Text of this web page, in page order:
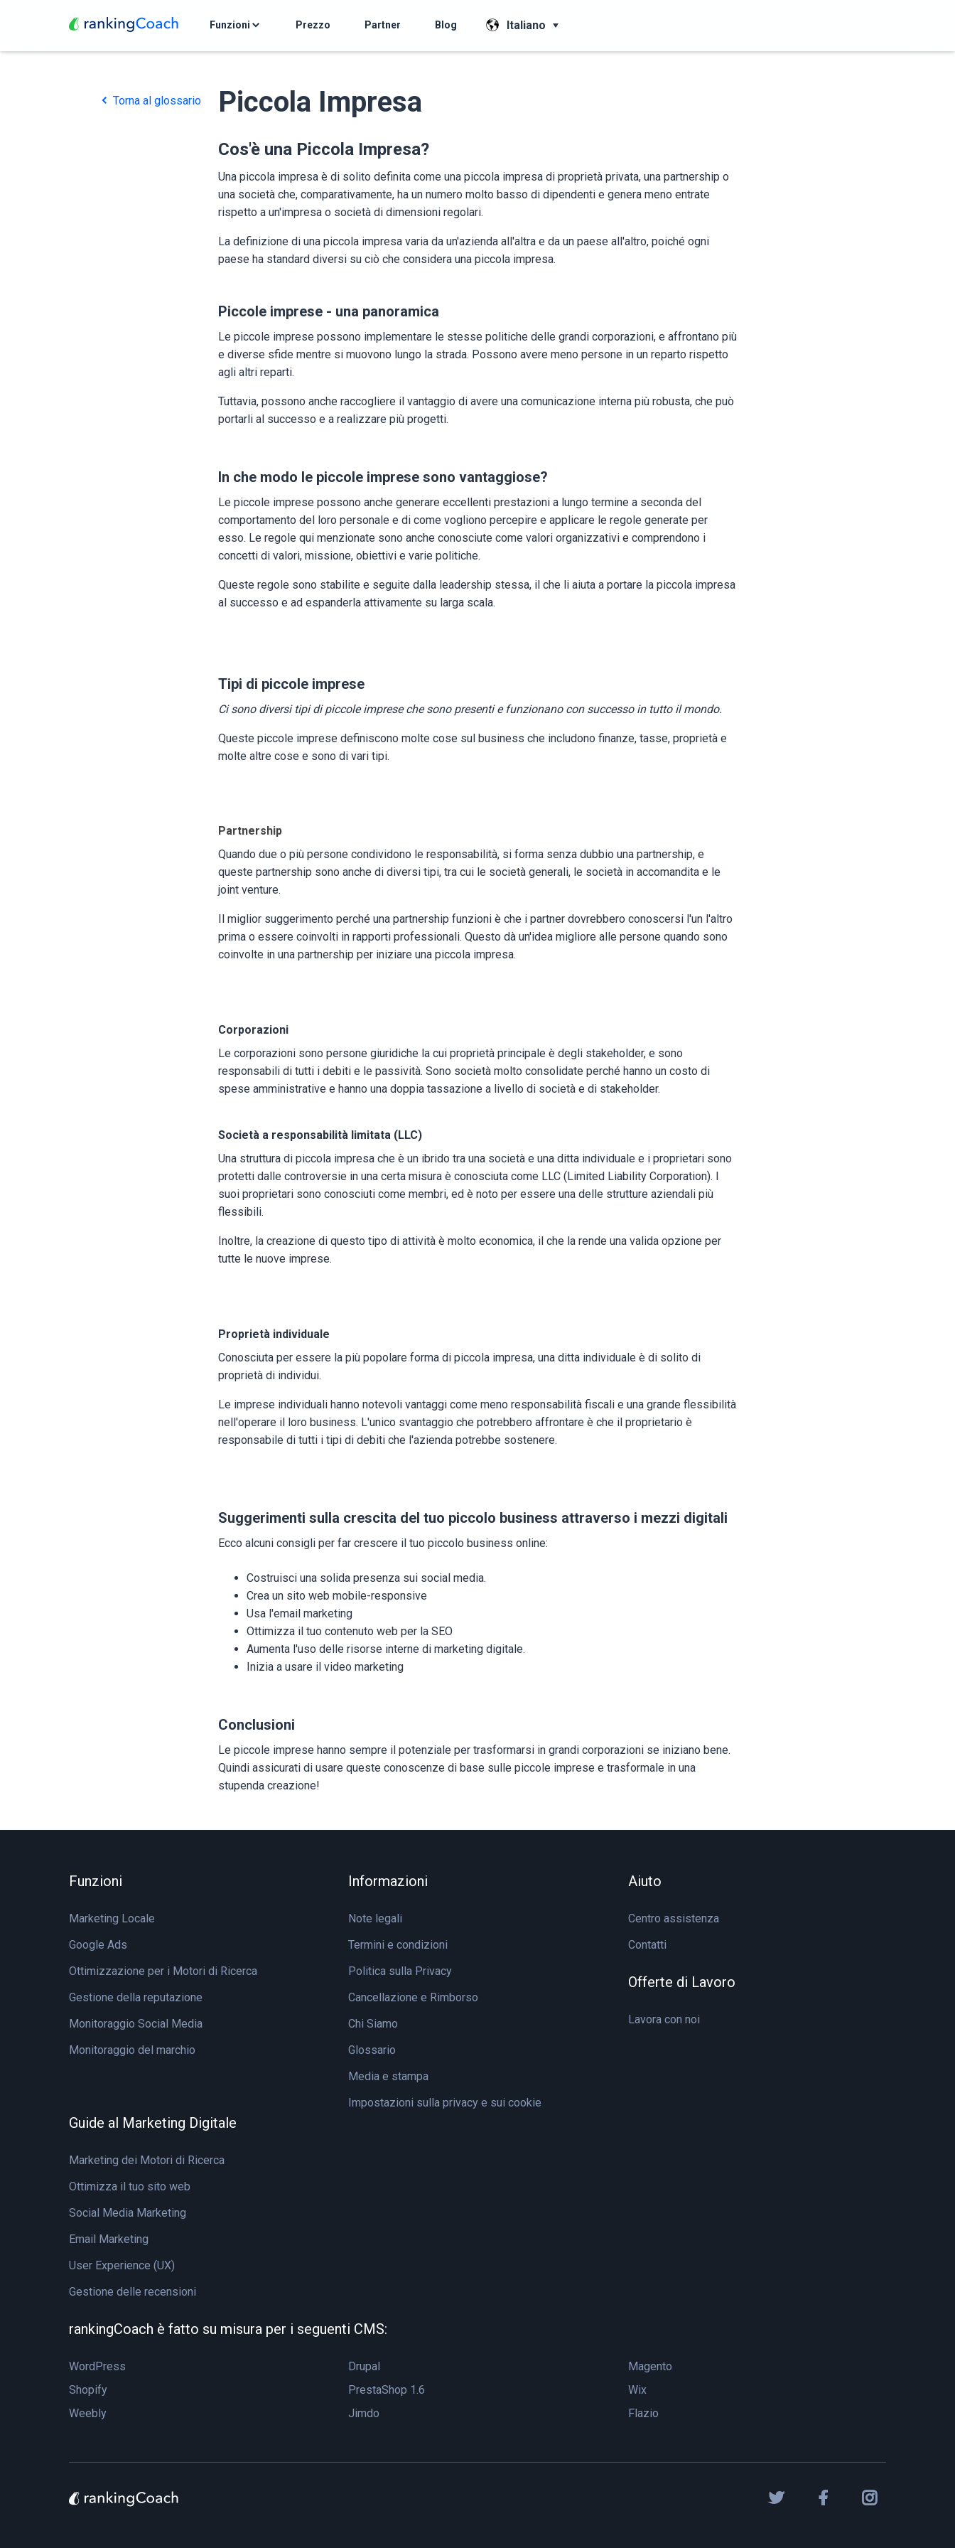
Funzioni Prezzo Partner Blog Italiano
Torna al glossario Piccola Impresa
Cos'è una Piccola Impresa?
Una piccola impresa è di solito definita come una piccola impresa di proprietà privata, una partnership o
una società che, comparativamente, ha un numero molto basso di dipendenti e genera meno entrate
rispetto a un'impresa o società di dimensioni regolari.
La definizione di una piccola impresa varia da un'azienda all'altra e da un paese all'altro, poiché ogni
paese ha standard diversi su ciò che considera una piccola impresa.
Piccole imprese - una panoramica
Le piccole imprese possono implementare le stesse politiche delle grandi corporazioni, e affrontano più
e diverse sfide mentre si muovono lungo la strada. Possono avere meno persone in un reparto rispetto
agli altri reparti.
Tuttavia, possono anche raccogliere il vantaggio di avere una comunicazione interna più robusta, che può
portarli al successo e a realizzare più progetti.
In che modo le piccole imprese sono vantaggiose?
Le piccole imprese possono anche generare eccellenti prestazioni a lungo termine a seconda del
comportamento del loro personale e di come vogliono percepire e applicare le regole generate per
esso. Le regole qui menzionate sono anche conosciute come valori organizzativi e comprendono i
concetti di valori, missione, obiettivi e varie politiche.
Queste regole sono stabilite e seguite dalla leadership stessa, il che li aiuta a portare la piccola impresa
al successo e ad espanderla attivamente su larga scala.
Tipi di piccole imprese
Ci sono diversi tipi di piccole imprese che sono presenti e funzionano con successo in tutto il mondo.
Queste piccole imprese definiscono molte cose sul business che includono finanze, tasse, proprietà e
molte altre cose e sono di vari tipi.
Partnership
Quando due o più persone condividono le responsabilità, si forma senza dubbio una partnership, e
queste partnership sono anche di diversi tipi, tra cui le società generali, le società in accomandita e le
joint venture.
Il miglior suggerimento perché una partnership funzioni è che i partner dovrebbero conoscersi l'un l'altro
prima o essere coinvolti in rapporti professionali. Questo dà un'idea migliore alle persone quando sono
coinvolte in una partnership per iniziare una piccola impresa.
Corporazioni
Le corporazioni sono persone giuridiche la cui proprietà principale è degli stakeholder, e sono
responsabili di tutti i debiti e le passività. Sono società molto consolidate perché hanno un costo di
spese amministrative e hanno una doppia tassazione a livello di società e di stakeholder.
Società a responsabilità limitata (LLC)
Una struttura di piccola impresa che è un ibrido tra una società e una ditta individuale e i proprietari sono
protetti dalle controversie in una certa misura è conosciuta come LLC (Limited Liability Corporation). I
suoi proprietari sono conosciuti come membri, ed è noto per essere una delle strutture aziendali più
flessibili.
Inoltre, la creazione di questo tipo di attività è molto economica, il che la rende una valida opzione per
tutte le nuove imprese.
Proprietà individuale
Conosciuta per essere la più popolare forma di piccola impresa, una ditta individuale è di solito di
proprietà di individui.
Le imprese individuali hanno notevoli vantaggi come meno responsabilità fiscali e una grande flessibilità
nell'operare il loro business. L'unico svantaggio che potrebbero affrontare è che il proprietario è
responsabile di tutti i tipi di debiti che l'azienda potrebbe sostenere.
Suggerimenti sulla crescita del tuo piccolo business attraverso i mezzi digitali
Ecco alcuni consigli per far crescere il tuo piccolo business online:
Costruisci una solida presenza sui social media.
Crea un sito web mobile-responsive
Usa l'email marketing
Ottimizza il tuo contenuto web per la SEO
Aumenta l'uso delle risorse interne di marketing digitale.
Inizia a usare il video marketing
Conclusioni
Le piccole imprese hanno sempre il potenziale per trasformarsi in grandi corporazioni se iniziano bene.
Quindi assicurati di usare queste conoscenze di base sulle piccole imprese e trasformale in una
stupenda creazione!
Funzioni
Marketing Locale
Google Ads
Ottimizzazione per i Motori di Ricerca
Gestione della reputazione
Monitoraggio Social Media
Monitoraggio del marchio
Informazioni
Note legali
Termini e condizioni
Politica sulla Privacy
Cancellazione e Rimborso
Chi Siamo
Glossario
Media e stampa
Impostazioni sulla privacy e sui cookie
Aiuto
Centro assistenza
Contatti
Offerte di Lavoro
Lavora con noi
Guide al Marketing Digitale
Marketing dei Motori di Ricerca
Ottimizza il tuo sito web
Social Media Marketing
Email Marketing
User Experience (UX)
Gestione delle recensioni
rankingCoach è fatto su misura per i seguenti CMS:
WordPress Drupal
Magento
Shopify
PrestaShop 1.6
Wix
Weebly
Jimdo Flazio